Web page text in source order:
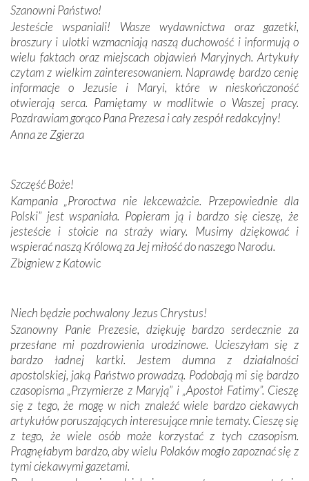
budowniczych.
Podążyliśmy też śladami fatimskich wizjonerów – Łucji
dos Santos oraz świętych Hiacynty i Franciszka Marto.
Modliliśmy się przy ich grobach. Odprawiliśmy Drogę
Krzyżową w ich rodzinnych stronach, odwiedziliśmy
domy, w których żyli.
W miejscu objawień Matki Bożej zapaliliśmy świece
Podczas tej kilkudniowej wyprawy na każdym kroku
spotykaliśmy się z serdeczną otwartością
Portugalczyków. Podziwialiśmy ich ludową sztukę i
zwyczaje. Mimo że nasze kraje są od siebie bardzo
oddalone, w żaden sposób nie czuliśmy się obco.
Sprawiła to oczywiście sama Matka Boża, ale też
kulturowa bliskość biorąca swój początek w naszej
mieliśmy okazję przekonać się, że Maryja swoją opieką
otacza nie tylko nasz naród, lecz wszystkie nacje, które
się Jej ufnie oddają, a także każdą osobę, która zawierza
Jej siebie oraz swych bliskich.
Dzieje Portugalii to również historia wierności Bogu i
odstępstw, także w życiu władców. Trudne momenty w
wymiarze tak osobistym, jak i zbiorowym, przypominają o
konieczności ciągłego zabiegania o własną duszę i o łaskę
Opatrzności. Wierność przynosi pomyślność –
przynajmniej w życiu duchowym. Odstępstwo owocuje
Szanowni Państwo!
Jesteście wspaniali! Wasze wydawnictwa oraz gazetki,
broszury i ulotki wzmacniają naszą duchowość i informują o
wielu faktach oraz miejscach objawień Maryjnych. Artykuły
czytam z wielkim zainteresowaniem. Naprawdę bardzo cenię
informacje o Jezusie i Maryi, które w nieskończoność
otwierają serca. Pamiętamy w modlitwie o Waszej pracy.
Pozdrawiam gorąco Pana Prezesa i cały zespół redakcyjny!
Anna ze Zgierza
Szczęść Boże!
Kampania „Proroctwa nie lekceważcie. Przepowiednie dla
Polski” jest wspaniała. Popieram ją i bardzo się cieszę, że
jesteście i stoicie na straży wiary. Musimy dziękować i
wspierać naszą Królową za Jej miłość do naszego Narodu.
Zbigniew z Katowic
Niech będzie pochwalony Jezus Chrystus!
Szanowny Panie Prezesie, dziękuję bardzo serdecznie za
przesłane mi pozdrowienia urodzinowe. Ucieszyłam się z
bardzo ładnej kartki. Jestem dumna z działalności
apostolskiej, jaką Państwo prowadzą. Podobają mi się bardzo
czasopisma „Przymierze z Maryją” i „Apostoł Fatimy”. Cieszę
się z tego, że mogę w nich znaleźć wiele bardzo ciekawych
artykułów poruszających interesujące mnie tematy. Cieszę się
z tego, że wiele osób może korzystać z tych czasopism.
Pragnęłabym bardzo, aby wielu Polaków mogło zapoznać się z
tymi ciekawymi gazetami.